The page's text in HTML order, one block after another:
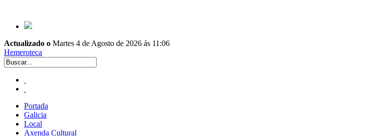
Actualizado o Martes 4 de Agosto de 2026 ás 11:06
Hemeroteca
Portada
Galicia
Local
Axenda Cultural